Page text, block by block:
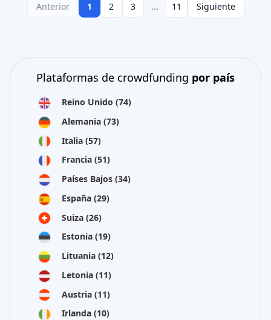
Anterior
1 2 3 ... 11 Siguiente
Plataformas de crowdfunding por país
Reino Unido (74)
Alemania (73)
Italia (57)
Francia (51)
Países Bajos (34)
España (29)
Suiza (26)
Estonia (19)
Lituania (12)
Letonia (11)
Austria (11)
Irlanda (10)